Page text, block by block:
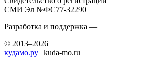
СМИ Эл №ФС77-32290
Разработка и поддержка —
© 2013–2026
кудамо.ру | kuda-mo.ru